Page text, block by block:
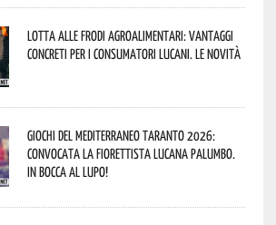
Lotta alle frodi agroalimentari: vantaggi
concreti per i consumatori lucani. Le novità
Giochi del Mediterraneo Taranto 2026:
convocata la fiorettista lucana Palumbo.
In bocca al lupo!